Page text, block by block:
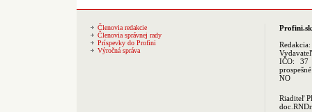
Členovia redakcie
Členovia správnej rady
Príspevky do Profini
Výročná správa
Profini.sk
Redakcia:
IČO: 37
NO
Riaditeľ